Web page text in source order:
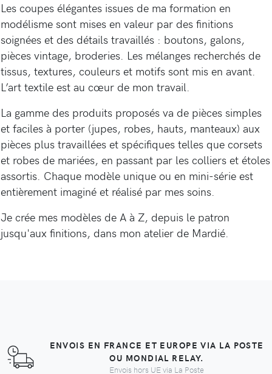
Les coupes élégantes issues de ma formation en
modélisme sont mises en valeur par des finitions
soignées et des détails travaillés : boutons, galons,
pièces vintage, broderies. Les mélanges recherchés de
tissus, textures, couleurs et motifs sont mis en avant.
L’art textile est au cœur de mon travail.
La gamme des produits proposés va de pièces simples
et faciles à porter (jupes, robes, hauts, manteaux) aux
pièces plus travaillées et spécifiques telles que corsets
et robes de mariées, en passant par les colliers et étoles
assortis. Chaque modèle unique ou en mini-série est
entièrement imaginé et réalisé par mes soins.
Je crée mes modèles de A à Z, depuis le patron
jusqu'aux finitions, dans mon atelier de Mardié.
ENVOIS EN FRANCE ET EUROPE VIA LA POSTE
OU MONDIAL RELAY.
Envois hors UE via La Poste